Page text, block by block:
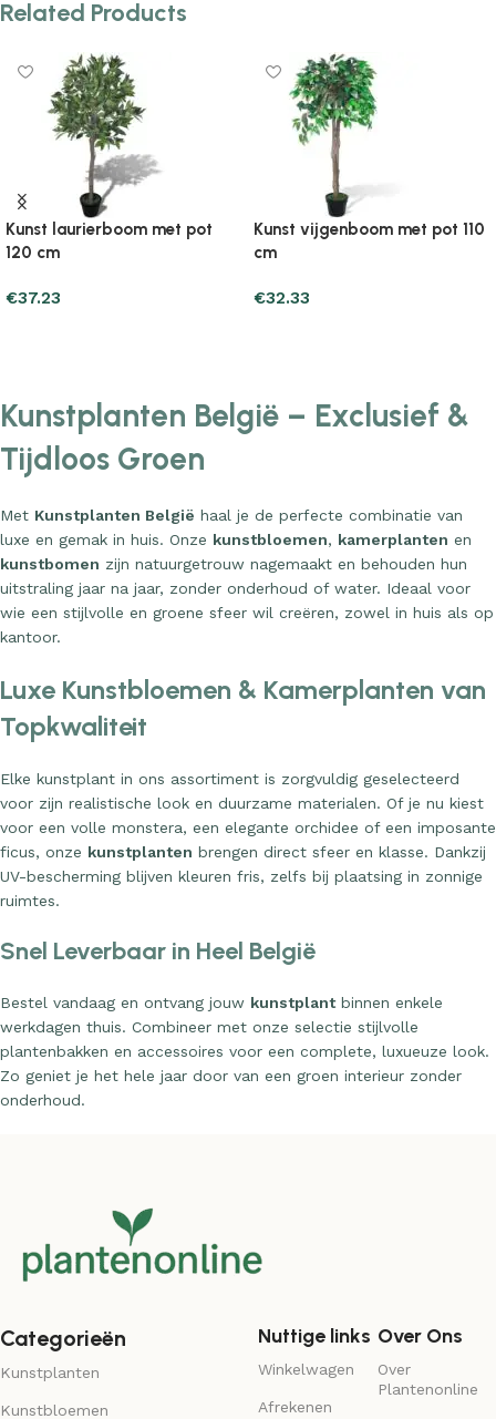
Related Products
Kunst laurierboom met pot
120 cm
€37.23
Kunst vijgenboom met pot 110
cm
€32.33
Kunstplanten België – Exclusief &
Tijdloos Groen
Met Kunstplanten België haal je de perfecte combinatie van
luxe en gemak in huis. Onze kunstbloemen, kamerplanten en
kunstbomen zijn natuurgetrouw nagemaakt en behouden hun
uitstraling jaar na jaar, zonder onderhoud of water. Ideaal voor
wie een stijlvolle en groene sfeer wil creëren, zowel in huis als op
kantoor.
Luxe Kunstbloemen & Kamerplanten van
Topkwaliteit
Elke kunstplant in ons assortiment is zorgvuldig geselecteerd
voor zijn realistische look en duurzame materialen. Of je nu kiest
voor een volle monstera, een elegante orchidee of een imposante
ficus, onze kunstplanten brengen direct sfeer en klasse. Dankzij
UV-bescherming blijven kleuren fris, zelfs bij plaatsing in zonnige
ruimtes.
Snel Leverbaar in Heel België
Bestel vandaag en ontvang jouw kunstplantbinnen enkele
werkdagen thuis. Combineer met onze selectie stijlvolle
plantenbakken en accessoires voor een complete, luxueuze look.
Zo geniet je het hele jaar door van een groen interieur zonder
onderhoud.
Categorieën
Kunstplanten
Kunstbloemen
Nuttige links
Winkelwagen
Afrekenen
Over Ons
Over
Plantenonline